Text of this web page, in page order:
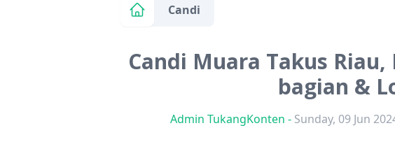
Candi
Candi Muara Takus
bagian &
Admin TukangKonten - Sunday, 09 Jun